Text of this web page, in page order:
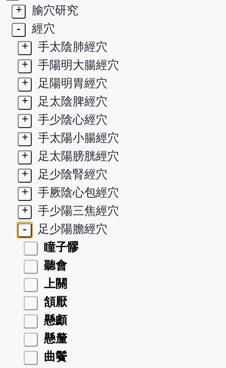
+
腧穴研究
-
經穴
+
手太陰肺經穴
+
手陽明大腸經穴
+
足陽明胃經穴
+
足太陰脾經穴
+
手少陰心經穴
+
手太陽小腸經穴
+
足太陽膀胱經穴
+
足少陰腎經穴
+
手厥陰心包經穴
+
手少陽三焦經穴
-
足少陽膽經穴
瞳子髎
聽會
上關
頷厭
懸顱
懸釐
曲鬢